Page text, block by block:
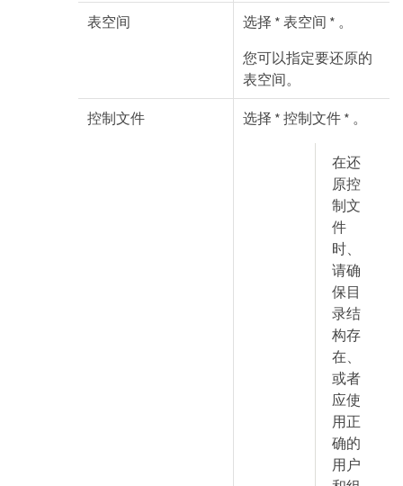
表空间
选择 * 表空间 * 。
您可以指定要还原的
表空间。
控制文件 选择 * 控制文件 * 。
在还
原控
制文
件
时、
请确
保目
录结
构存
在、
或者
应使
用正
确的
用户